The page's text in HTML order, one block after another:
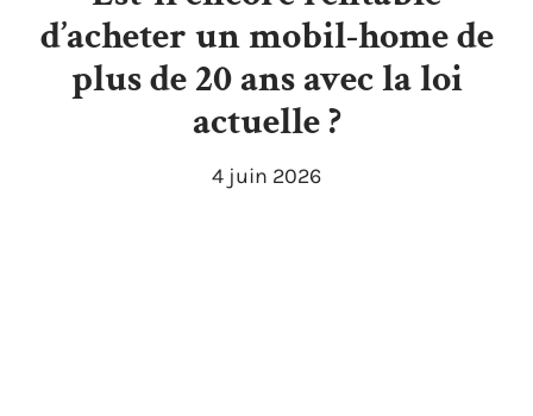
d’acheter un mobil-home de
plus de 20 ans avec la loi
actuelle ?
4 juin 2026